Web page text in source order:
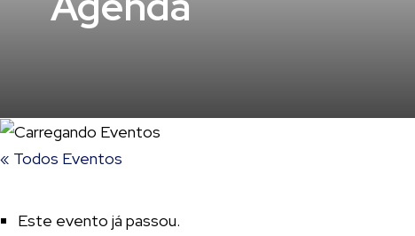
« Todos Eventos
Este evento já passou.